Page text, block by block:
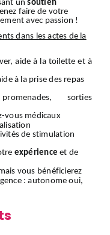
unsoutien
faire de votre
avec passion !
dans les actes de la
aide à la toilette et à
à la prise des repas
sorties
vous médicaux
de stimulation
expérience et de
vous bénéficierez
: autonome oui,